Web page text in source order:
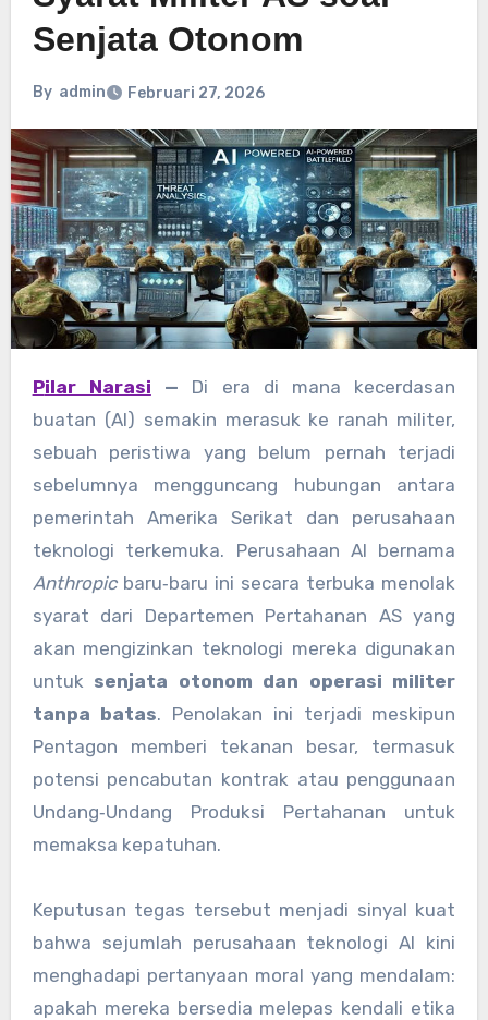
Senjata Otonom
By admin Februari 27, 2026
Pilar Narasi — Di era di mana kecerdasan
buatan (AI) semakin merasuk ke ranah militer,
sebuah peristiwa yang belum pernah terjadi
sebelumnya mengguncang hubungan antara
pemerintah Amerika Serikat dan perusahaan
teknologi terkemuka. Perusahaan AI bernama
Anthropicbaru‑baru ini secara terbuka menolak
syarat dari Departemen Pertahanan AS yang
akan mengizinkan teknologi mereka digunakan
untuk senjata otonom dan operasi militer
tanpa batas. Penolakan ini terjadi meskipun
Pentagon memberi tekanan besar, termasuk
potensi pencabutan kontrak atau penggunaan
Undang‑Undang Produksi Pertahanan untuk
memaksa kepatuhan.
Keputusan tegas tersebut menjadi sinyal kuat
bahwa sejumlah perusahaan teknologi AI kini
menghadapi pertanyaan moral yang mendalam:
apakah mereka bersedia melepas kendali etika